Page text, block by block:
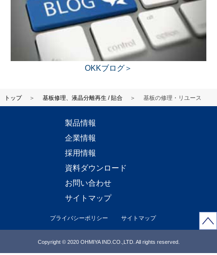
OKKブログ＞
トップ 基板修理、液晶分離再生 / 貼合 基板の修理・リユース
製品情報
企業情報
採用情報
資料ダウンロード
お問い合わせ
サイトマップ
プライバシーポリシー サイトマップ
Copyright © 2020 OHMIYA IND.CO.,LTD. All rights reserved.